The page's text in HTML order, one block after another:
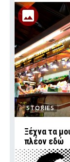
STORIES
Ξέχνα τα
πλέον εδώ